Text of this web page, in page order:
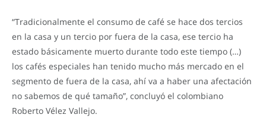
“Tradicionalmente el consumo de café se hace dos tercios
en la casa y un tercio por fuera de la casa, ese tercio ha
estado básicamente muerto durante todo este tiempo (…)
los cafés especiales han tenido mucho más mercado en el
segmento de fuera de la casa, ahí va a haber una afectación
no sabemos de qué tamaño”, concluyó el colombiano
Roberto Vélez Vallejo.